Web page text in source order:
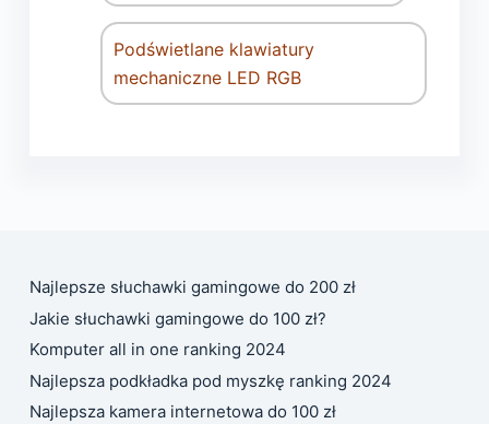
Podświetlane klawiatury
mechaniczne LED RGB
Najlepsze słuchawki gamingowe do 200 zł
Jakie słuchawki gamingowe do 100 zł?
Komputer all in one ranking 2024
Najlepsza podkładka pod myszkę ranking 2024
Najlepsza kamera internetowa do 100 zł